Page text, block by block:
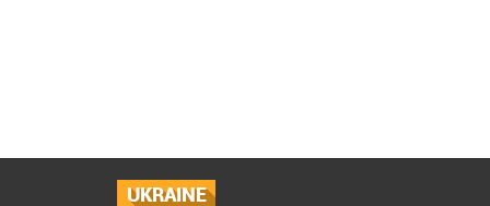
UKRAINE